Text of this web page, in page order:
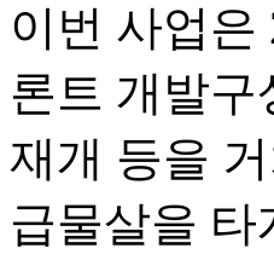
이번 사업은
론트 개발구
재개 등을
급물살을 타